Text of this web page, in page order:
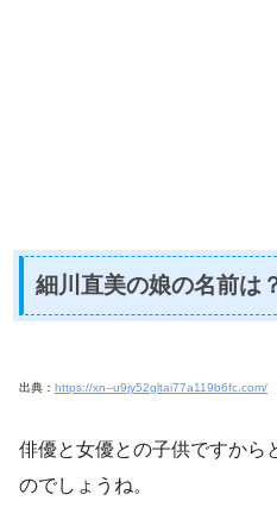
細川直美の娘の名前は
出典： https://xn--u9jy52gltai77a119b6fc.com/
俳優と女優との子供ですから
のでしょうね。